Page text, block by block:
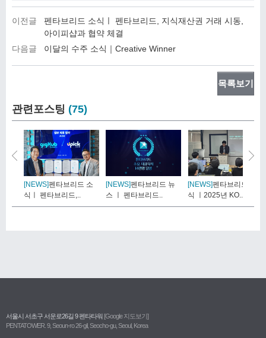
이전글
펜타브리드 소식ㅣ 펜타브리드, 지식재산권 거래 시동,
아이피샵과 협약 체결
다음글
이달의 수주 소식｜Creative Winner
목록보기
관련포스팅 (75)
[NEWS]펜타브리드 소
식ㅣ 펜타브리드,..
[NEWS]펜타브리드 뉴
스 ㅣ 펜타브리드..
[NEWS]펜타브리드 소
식 ㅣ2025년 KO..
서울시 서초구 서운로26길 9 펜타타워 [Google 지도보기]
PENTATOWER. 9, Seoun-ro 26-gil, Seocho-gu, Seoul, Korea